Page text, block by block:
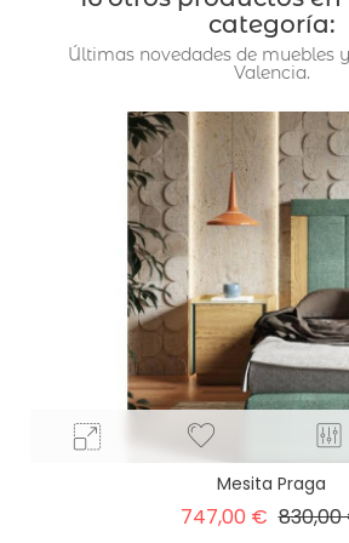
categoría:
Últimas novedades de muebles
Valencia.
Mesita Praga
747,00 € Precio